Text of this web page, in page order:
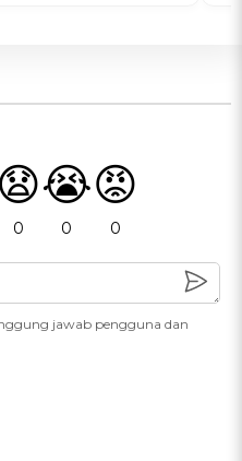
😧
0
😭
0
😡
0
jawab pengguna dan